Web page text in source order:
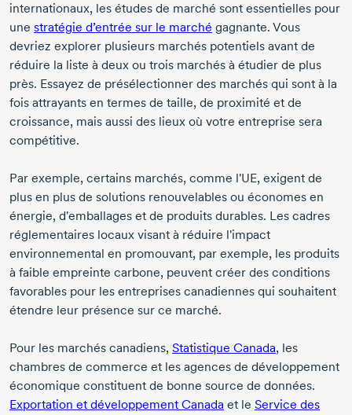
internationaux, les études de marché sont essentielles pour
une stratégie d’entrée sur le marché gagnante. Vous
devriez explorer plusieurs marchés potentiels avant de
réduire la liste à deux ou trois marchés à étudier de plus
près. Essayez de présélectionner des marchés qui sont à la
fois attrayants en termes de taille, de proximité et de
croissance, mais aussi des lieux où votre entreprise sera
compétitive.
Par exemple, certains marchés, comme l'UE, exigent de
plus en plus de solutions renouvelables ou économes en
énergie, d'emballages et de produits durables. Les cadres
réglementaires locaux visant à réduire l'impact
environnemental en promouvant, par exemple, les produits
à faible empreinte carbone, peuvent créer des conditions
favorables pour les entreprises canadiennes qui souhaitent
étendre leur présence sur ce marché.
Pour les marchés canadiens, Statistique Canada, les
chambres de commerce et les agences de développement
économique constituent de bonne source de données.
Exportation et développement Canada et le Service des